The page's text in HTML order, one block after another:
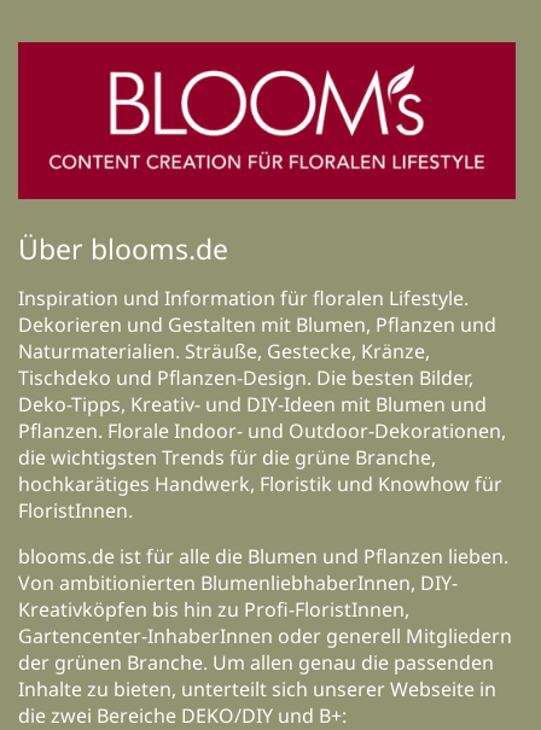
Über blooms.de
Inspiration und Information für floralen Lifestyle.
Dekorieren und Gestalten mit Blumen, Pflanzen und
Naturmaterialien. Sträuße, Gestecke, Kränze,
Tischdeko und Pflanzen-Design. Die besten Bilder,
Deko-Tipps, Kreativ- und DIY-Ideen mit Blumen und
Pflanzen. Florale Indoor- und Outdoor-Dekorationen,
die wichtigsten Trends für die grüne Branche,
hochkarätiges Handwerk, Floristik und Knowhow für
FloristInnen.
blooms.de ist für alle die Blumen und Pflanzen lieben.
Von ambitionierten BlumenliebhaberInnen, DIY-
Kreativköpfen bis hin zu Profi-FloristInnen,
Gartencenter-InhaberInnen oder generell Mitgliedern
der grünen Branche. Um allen genau die passenden
Inhalte zu bieten, unterteilt sich unserer Webseite in
die zwei Bereiche DEKO/DIY und B+: